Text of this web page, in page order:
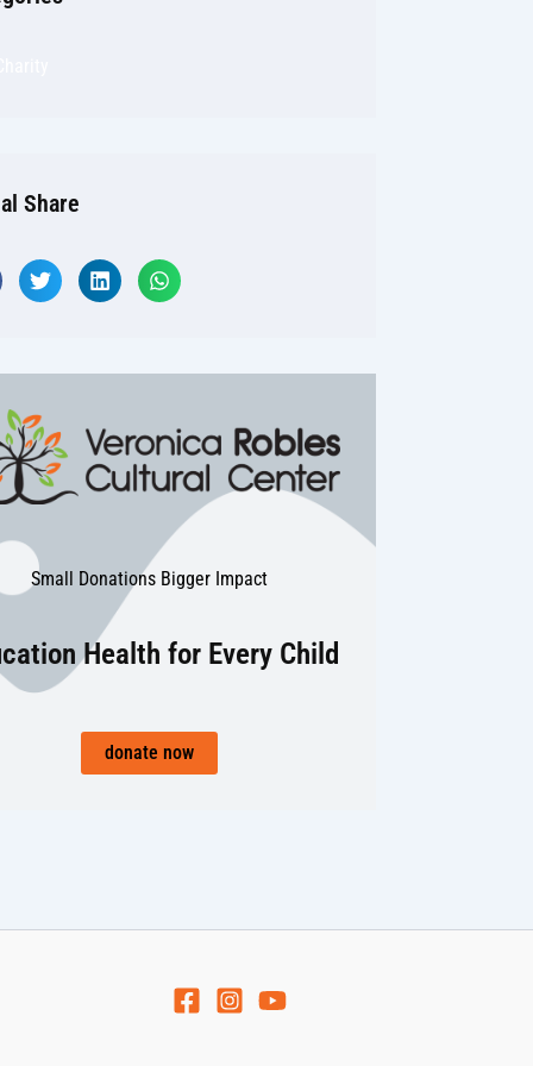
Share
Small Donations Bigger Impact
Health for Every Child
donate now